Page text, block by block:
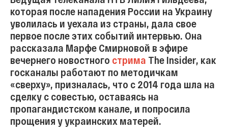
которая после нападения России на Украину
уволилась и уехала из страны, дала свое
первое после этих событий интервью. Она
рассказала Марфе Смирновой в эфире
вечернего новостного стрима The Insider, как
госканалы работают по методичкам
«сверху», призналась, что с 2014 года шла на
сделку с совестью, оставаясь на
пропагандистском канале, и попросила
прощения у украинских матерей.